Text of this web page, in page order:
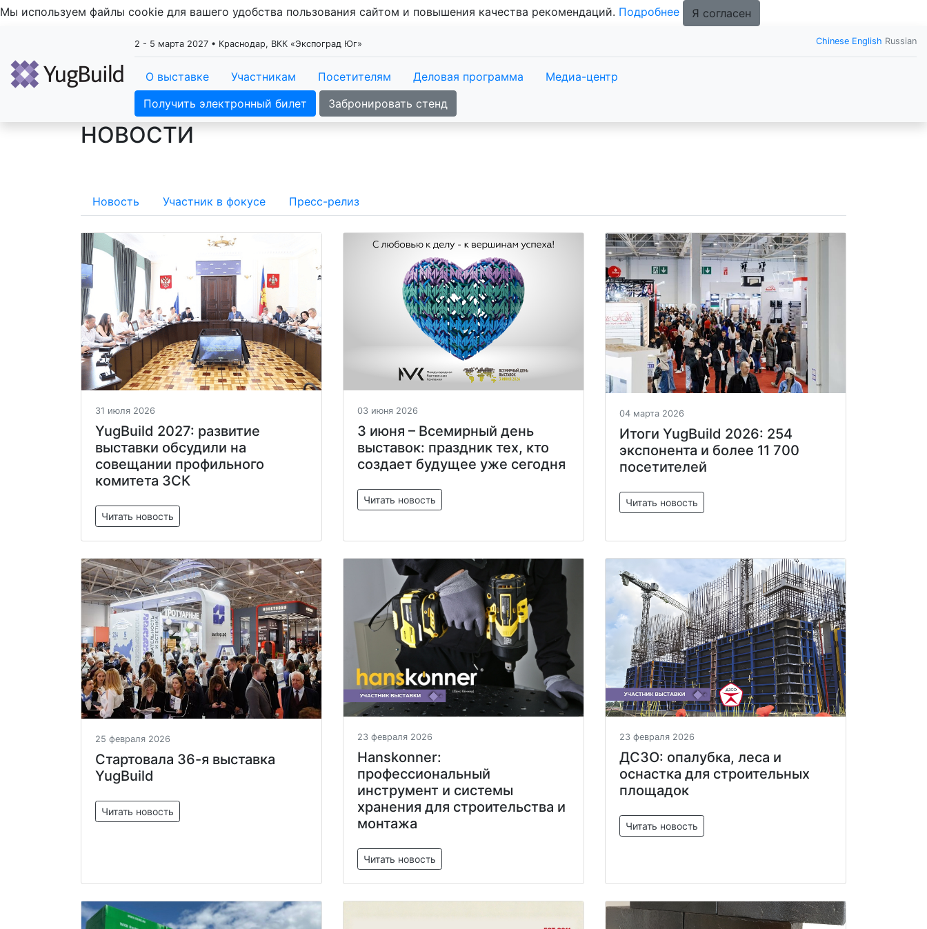
Мы используем файлы cookie для вашего удобства пользования сайтом и повышения качества рекомендаций. Подробнее Я согласен
2 - 5 марта 2027 • Краснодар, ВКК «Экспоград Юг» Chinese English Russian
О выставке Участникам Посетителям Деловая программа
Медиа-центр
Получить электронный билет
Забронировать стенд
НОВОСТИ
Новость Участник в фокусе Пресс-релиз
31 июля 2026
YugBuild 2027: развитие
выставки обсудили на
совещании профильного
комитета ЗСК
Читать новость
03 июня 2026
3 июня – Всемирный день
выставок: праздник тех, кто
создает будущее уже сегодня
Читать новость
04 марта 2026
Итоги YugBuild 2026: 254
экспонента и более 11 700
посетителей
Читать новость
25 февраля 2026
Стартовала 36-я выставка
YugBuild
Читать новость
23 февраля 2026
Hanskonner:
профессиональный
инструмент и системы
хранения для строительства и
монтажа
Читать новость
23 февраля 2026
ДСЗО: опалубка, леса и
оснастка для строительных
площадок
Читать новость